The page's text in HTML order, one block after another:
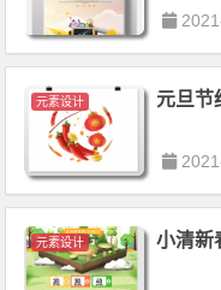
元素设计 元旦节
元素设计 小清新